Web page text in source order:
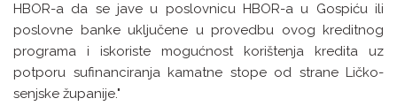
HBOR-a da se jave u poslovnicu HBOR-a u Gospiću ili
poslovne banke uključene u provedbu ovog kreditnog
programa i iskoriste mogućnost korištenja kredita uz
potporu sufinanciranja kamatne stope od strane Ličko-
senjske županije."